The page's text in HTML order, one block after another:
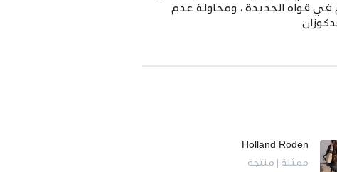
قواه الجديدة ، ومحاولة عدم
Holland Roden
ممثلة | منتجة